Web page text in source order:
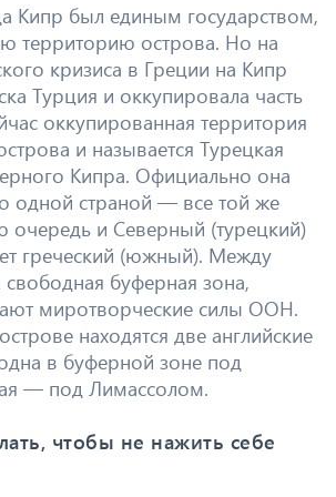
Кипр был единым государством,
территорию острова. Но на
кризиса в Греции на Кипр
Турция и оккупировала часть
оккупированная территория
и называется Турецкая
Кипра. Официально она
одной страной — все той же
очередь и Северный (турецкий)
греческий (южный). Между
буферная зона,
миротворческие силы ООН.
находятся две английские
в буферной зоне под
— под Лимассолом.
чтобы не нажить себе